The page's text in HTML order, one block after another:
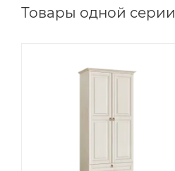
Товары одной серии